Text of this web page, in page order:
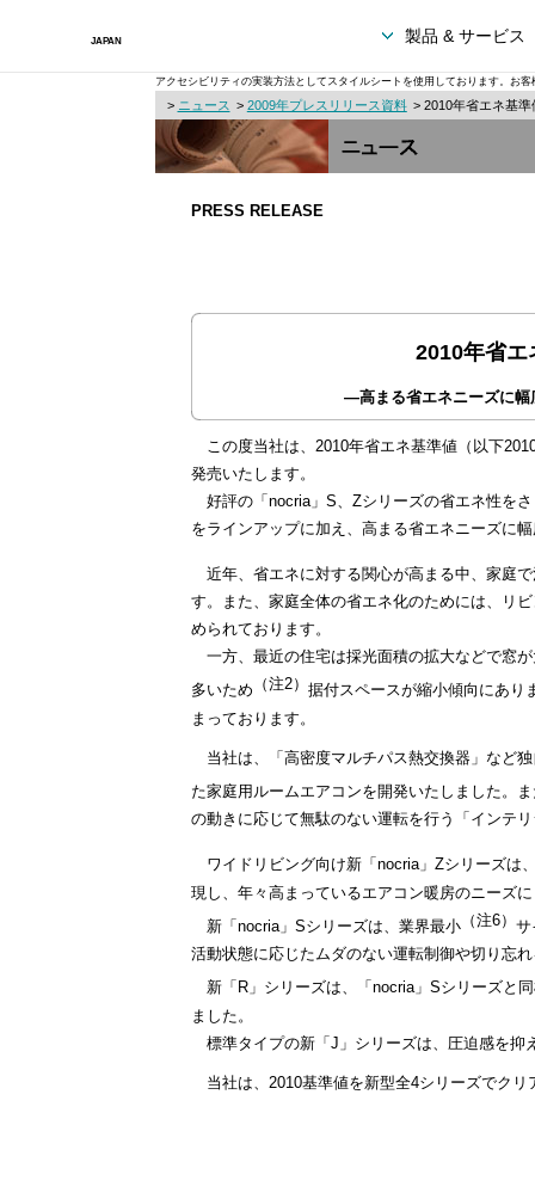
製品 & サービス
アクセシビリティの実装方法としてスタイルシートを使用しております。お
> ニュース > 2009年プレスリリース資料 > 2010年省エネ基
PRESS RELEASE
2010年省エ
―高まる省エネニーズに幅
この度当社は、2010年省エネ基準値（以下
発売いたします。
好評の「nocria」S、Zシリーズの省エネ性を
をラインアップに加え、高まる省エネニーズに
近年、省エネに対する関心が高まる中、家庭
す。また、家庭全体の省エネ化のためには、リ
められております。
一方、最近の住宅は採光面積の拡大などで窓
多いため （注2） 据付スペースが縮小傾向にあり
まっております。
当社は、「高密度マルチパス熱交換器」など
た家庭用ルームエアコンを開発いたしました。
の動きに応じて無駄のない運転を行う「インテ
ワイドリビング向け新「nocria」Zシリーズは
現し、年々高まっているエアコン暖房のニーズ
新「nocria」Sシリーズは、業界最小 （注6） サ
活動状態に応じたムダのない運転制御や切り忘
新「R」シリーズは、「nocria」Sシリーズと
ました。
標準タイプの新「J」シリーズは、圧迫感を
当社は、2010基準値を新型全4シリーズでク